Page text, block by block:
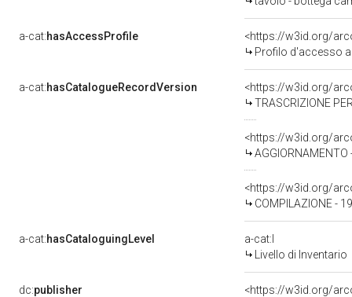
a-cat:hasAccessProfile
<https://w3id.org/
Profilo d'accesso
a-cat:hasCatalogueRecordVersion
<https://w3id.org/
TRASCRIZIONE
<https://w3id.org/
<https://w3id.org/
COMPILAZIONE -
a-cat:hasCataloguingLevel
a-cat:I
Livello di Inventario
dc:publisher
<https://w3id.org/